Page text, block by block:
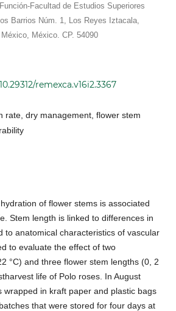
Facultad de Estudios Superiores
Barrios Núm. 1, Los Reyes Iztacala,
México. CP. 54090
remexca.v16i2.3367
rate, dry management, flower stem
of flower stems is associated
Stem length is linked to differences in
to anatomical characteristics of vascular
to evaluate the effect of two
°C) and three flower stem lengths (0, 2
life of Polo roses. In August
wrapped in kraft paper and plastic bags
that were stored for four days at